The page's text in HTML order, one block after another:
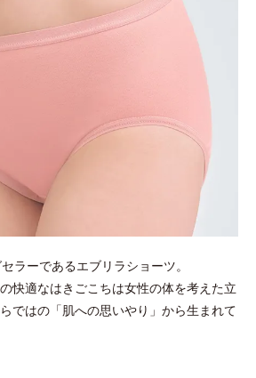
ラーであるエブリラショーツ。
快適なはきごこちは女性の体を考えた立
ではの「肌への思いやり」から生まれて